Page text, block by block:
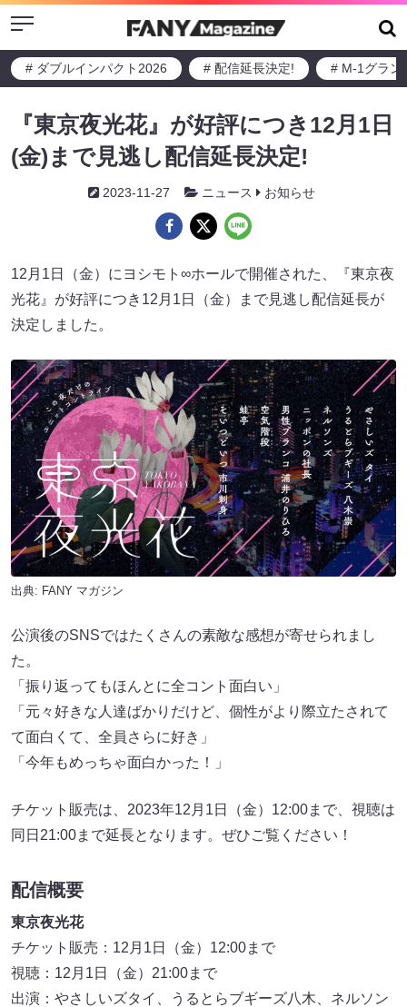
Menu
# ダブルインパクト2026 # 配信延長決定! # M-1グラン
『東京夜光花』が好評につき12月1日
(金)まで見逃し配信延長決定!
2023-11-27 ニュース お知らせ
12月1日（金）にヨシモト∞ホールで開催された、『東京夜
光花』が好評につき12月1日（金）まで見逃し配信延長が
決定しました。
出典: FANY マガジン
公演後のSNSではたくさんの素敵な感想が寄せられまし
た。
「振り返ってもほんとに全コント面白い」
「元々好きな人達ばかりだけど、個性がより際立たされて
て面白くて、全員さらに好き」
「今年もめっちゃ面白かった！」
チケット販売は、2023年12月1日（金）12:00まで、視聴は
同日21:00まで延長となります。ぜひご覧ください！
配信概要
東京夜光花
チケット販売：12月1日（金）12:00まで
視聴：12月1日（金）21:00まで
出演：やさしいズタイ、うるとらブギーズ八木、ネルソン